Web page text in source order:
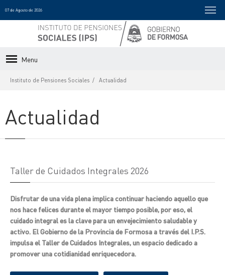
07 de Agosto de 2026
Menu
Instituto de Pensiones Sociales Actualidad
Actualidad
Taller de Cuidados Integrales 2026
Disfrutar de una vida plena implica continuar haciendo aquello que
nos hace felices durante el mayor tiempo posible, por eso, el
cuidado integral es la clave para un envejecimiento saludable y
activo. El Gobierno de la Provincia de Formosa a través del I.P.S.
impulsa el Taller de Cuidados Integrales, un espacio dedicado a
promover una cotidianidad enriquecedora.